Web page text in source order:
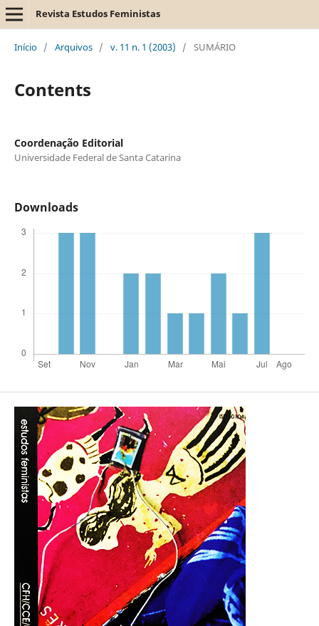
Revista Estudos Feministas
Início / Arquivos / v. 11 n. 1 (2003) / SUMÁRIO
Contents
Coordenação Editorial
Universidade Federal de Santa Catarina
Downloads